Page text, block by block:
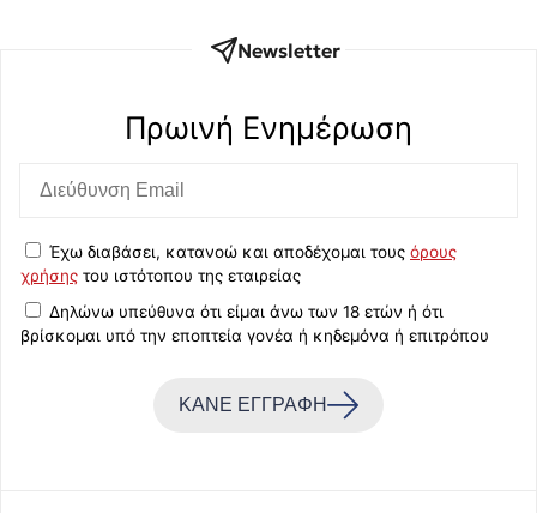
Newsletter
Πρωινή Eνημέρωση
Έχω διαβάσει, κατανοώ και αποδέχομαι τους όρους
χρήσης του ιστότοπου της εταιρείας
Δηλώνω υπεύθυνα ότι είμαι άνω των 18 ετών ή ότι
βρίσκομαι υπό την εποπτεία γονέα ή κηδεμόνα ή επιτρόπου
ΚΑΝΕ ΕΓΓΡΑΦΗ